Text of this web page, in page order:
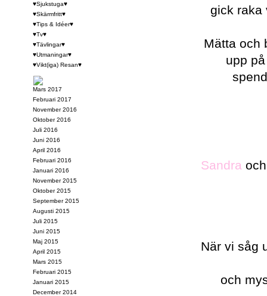
gick
Mätta och
upp
Sandra
När vi såg
och
♥Sjukstuga♥
♥Skärmfritt♥
♥Tips & Idéer♥
♥Tv♥
♥Tävlingar♥
♥Utmaningar♥
♥Vikt(iga) Resan♥
Mars 2017
Februari 2017
November 2016
Oktober 2016
Juli 2016
Juni 2016
April 2016
Februari 2016
Januari 2016
November 2015
Oktober 2015
September 2015
Augusti 2015
Juli 2015
Juni 2015
Maj 2015
April 2015
Mars 2015
Februari 2015
Januari 2015
December 2014